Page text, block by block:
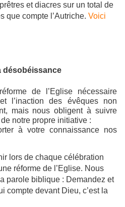
et diacres sur un total de
que compte l’Autriche. Voici
désobéissance
de l’Eglise nécessaire
l’inaction des évêques non
mais nous obligent à suivre
notre propre initiative :
à votre connaissance nos
lors de chaque célébration
réforme de l’Eglise. Nous
parole biblique : Demandez et
compte devant Dieu, c’est la